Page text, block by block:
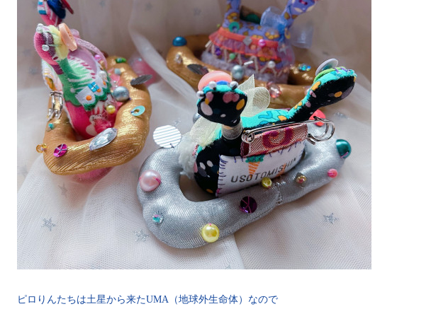
ピロりんたちは土星から来たUMA（地球外生命体）なので